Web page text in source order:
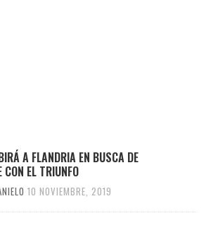
A FLANDRIA EN BUSCA DE
CON EL TRIUNFO
10 NOVIEMBRE, 2019